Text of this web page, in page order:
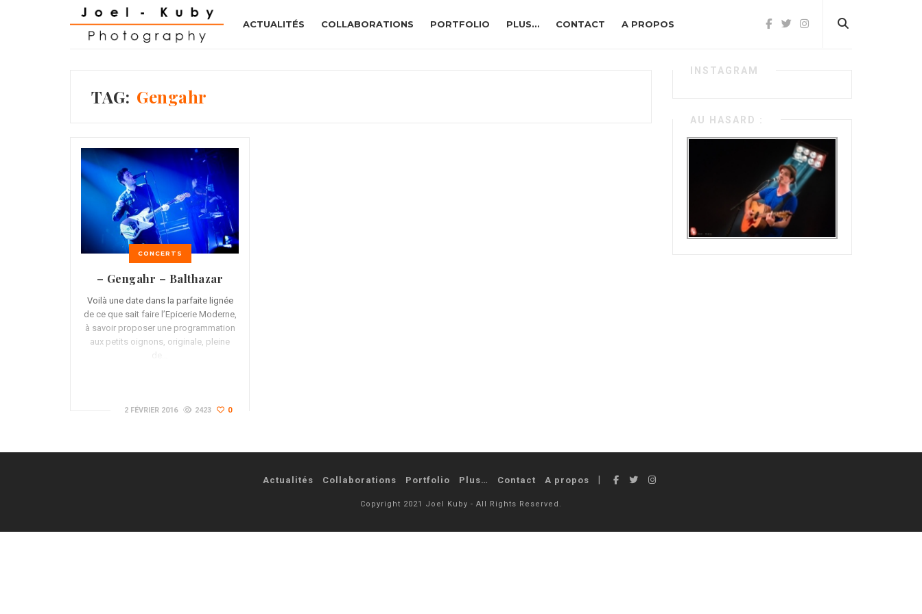
ACTUALITÉS COLLABORATIONS PORTFOLIO PLUS… CONTACT A PROPOS
TAG: Gengahr
CONCERTS
– Gengahr – Balthazar
Voilà une date dans la parfaite lignée
de ce que sait faire l’Epicerie Moderne,
à savoir proposer une programmation
aux petits oignons, originale, pleine
2 FÉVRIER 2016 2423 0
INSTAGRAM
AU HASARD :
Actualités Collaborations Portfolio Plus… Contact A propos
Copyright 2021 Joel Kuby - All Rights Reserved.